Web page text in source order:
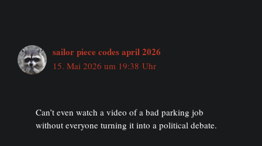
sailor piece codes april 2026
15. Mai 2026 um 19:38 Uhr
Can’t even watch a video of a bad parking job
without everyone turning it into a political debate.